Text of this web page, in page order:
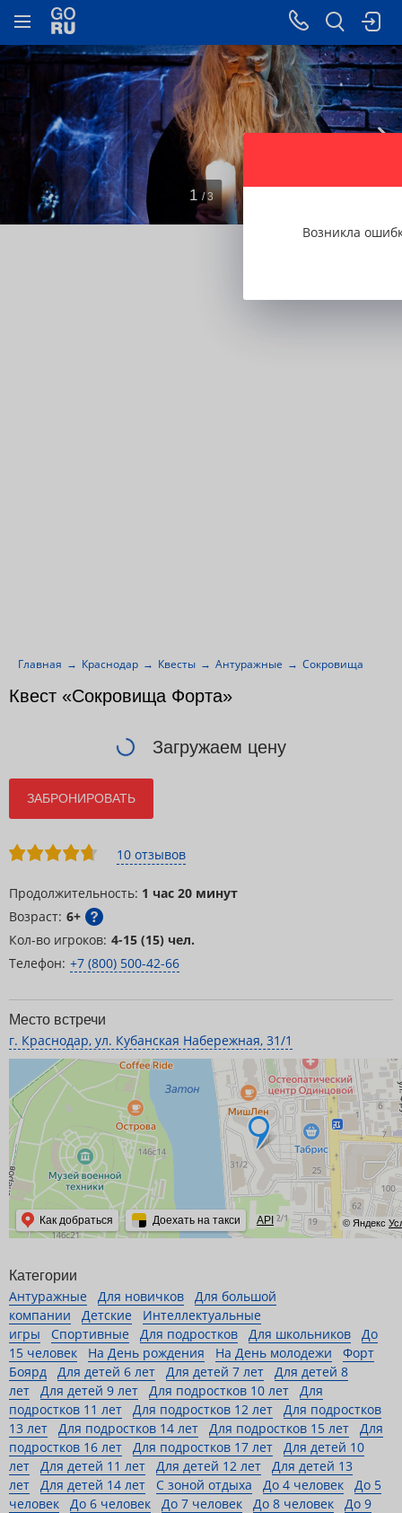
Загружаем цену
10 отзывов
Продолжительность: 1 час 20 минут
Возраст: 6+
Кол-во игроков: 4-15 (15) чел.
Телефон: +7 (800) 500-42-66
ЗАБРОНИРОВАТЬ
Квест «Сокровища Форта»
Главная Краснодар Квесты Антуражные Сокровища Форта
1 / 3
Место встречи
г. Краснодар, ул. Кубанская Набережная, 31/1
© Яндекс
Как добраться Доехать на такси API
Категории
Антуражные Для новичков
Для большой
компании
Детские
Интеллектуальные
игры
Спортивные Для подростков Для школьников
До
15 человек
На День рождения На День молодежи
Форт
Боярд
Для детей 6 лет Для детей 7 лет
Для детей 8
лет
Для детей 9 лет Для подростков 10 лет
Для
подростков 11 лет
Для подростков 12 лет
Для подростков
13 лет
Для подростков 14 лет Для подростков 15 лет
Для
подростков 16 лет
Для подростков 17 лет
Для детей 10
лет
Для детей 11 лет Для детей 12 лет
Для детей 13
лет
Для детей 14 лет С зоной отдыха До 4 человек
До 5
человек
До 6 человек До 7 человек До 8 человек
До 9
Возникла